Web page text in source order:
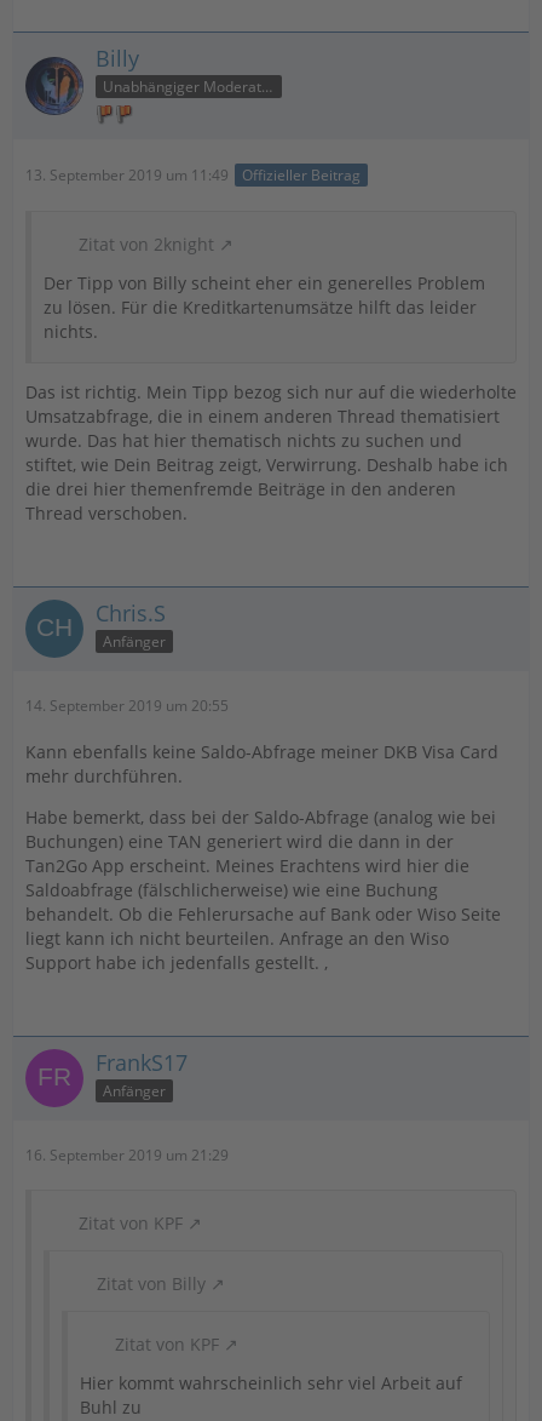
Billy
Unabhängiger Moderator
13. September 2019 um 11:49 Offizieller Beitrag
Zitat von 2knight
Der Tipp von Billy scheint eher ein generelles Problem
zu lösen. Für die Kreditkartenumsätze hilft das leider
nichts.
Das ist richtig. Mein Tipp bezog sich nur auf die wiederholte
Umsatzabfrage, die in einem anderen Thread thematisiert
wurde. Das hat hier thematisch nichts zu suchen und
stiftet, wie Dein Beitrag zeigt, Verwirrung. Deshalb habe ich
die drei hier themenfremde Beiträge in den anderen
Thread verschoben.
Chris.S
Anfänger
14. September 2019 um 20:55
Kann ebenfalls keine Saldo-Abfrage meiner DKB Visa Card
mehr durchführen.
Habe bemerkt, dass bei der Saldo-Abfrage (analog wie bei
Buchungen) eine TAN generiert wird die dann in der
Tan2Go App erscheint. Meines Erachtens wird hier die
Saldoabfrage (fälschlicherweise) wie eine Buchung
behandelt. Ob die Fehlerursache auf Bank oder Wiso Seite
liegt kann ich nicht beurteilen. Anfrage an den Wiso
Support habe ich jedenfalls gestellt. ,
FrankS17
Anfänger
16. September 2019 um 21:29
Zitat von KPF
Zitat von Billy
Zitat von KPF
Hier kommt wahrscheinlich sehr viel Arbeit auf
Buhl zu